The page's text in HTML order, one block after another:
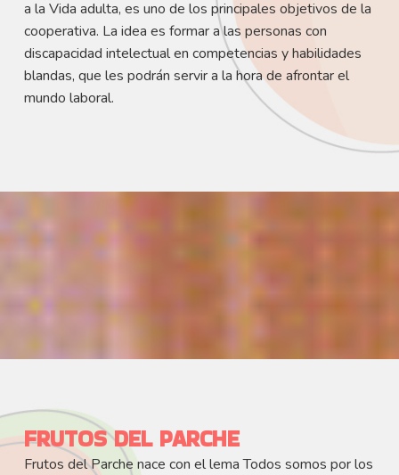
a la Vida adulta, es uno de los principales objetivos de la
cooperativa. La idea es formar a las personas con
discapacidad intelectual en competencias y habilidades
blandas, que les podrán servir a la hora de afrontar el
mundo laboral.
FRUTOS DEL PARCHE
Frutos del Parche nace con el lema Todos somos por los